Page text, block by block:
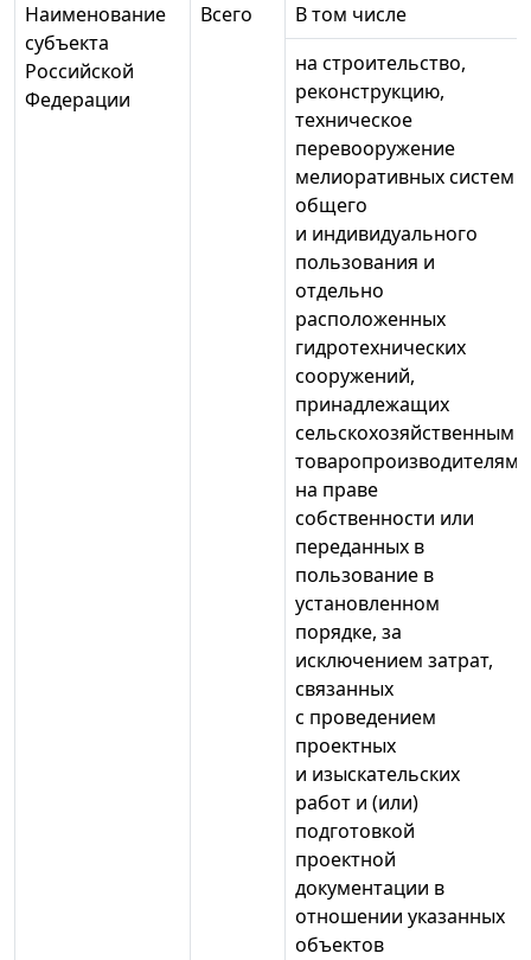
Наименование
субъекта
Российской
Федерации
Всего
В том числе
на строительство,
реконструкцию,
техническое
перевооружение
мелиоративных систем
общего
и индивидуального
пользования и
отдельно
расположенных
гидротехнических
сооружений,
принадлежащих
сельскохозяйственным
товаропроизводителям
на праве
собственности или
переданных в
пользование в
установленном
порядке, за
исключением затрат,
связанных
с проведением
проектных
и изыскательских
работ и (или)
подготовкой
проектной
документации в
отношении указанных
объектов